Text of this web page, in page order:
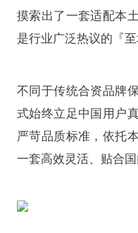
摸索出了一套适配本
是行业广泛热议的『至
不同于传统合资品牌
式始终立足中国用户
严苛品质标准，依托
一套高效灵活、贴合